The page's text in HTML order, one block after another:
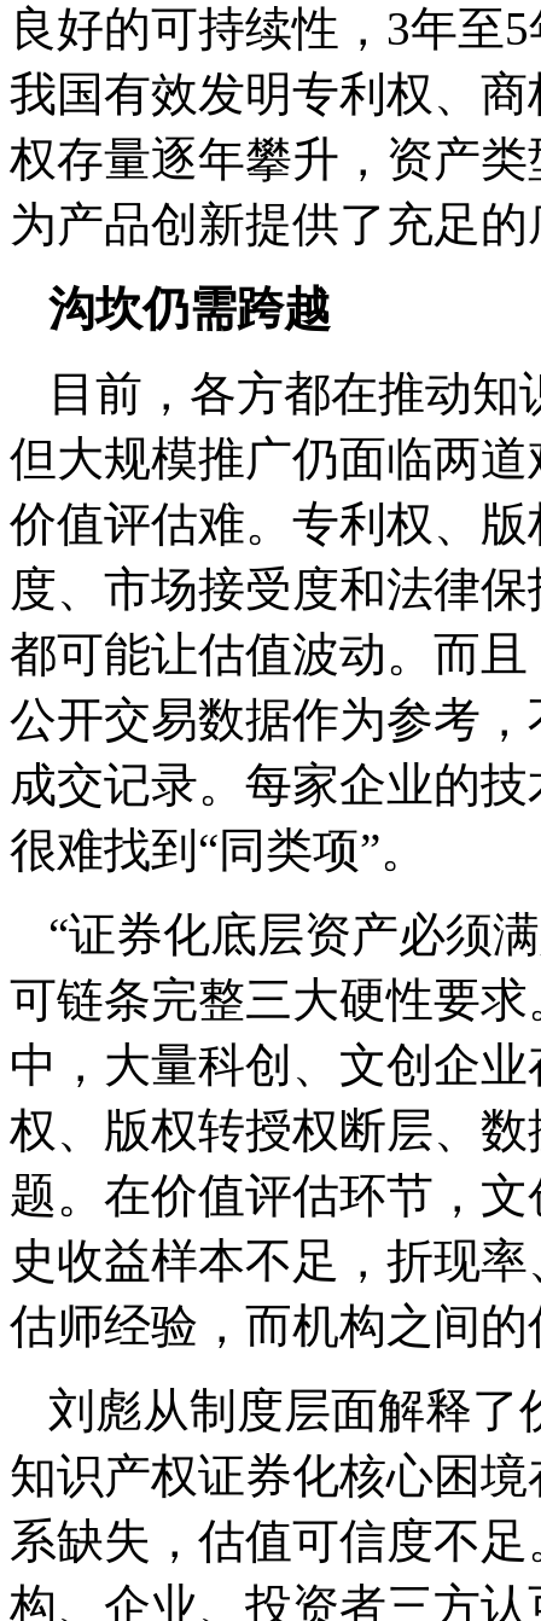
良好的可持续性，3年至
我国有效发明专利权、
权存量逐年攀升，资产
为产品创新提供了充足
沟坎仍需跨越
目前，各方都在推动
但大规模推广仍面临两
价值评估难。专利权、
度、市场接受度和法律
都可能让估值波动。而
公开交易数据作为参考
成交记录。每家企业的
很难找到“同类项”。
“证券化底层资产必须
可链条完整三大硬性要
中，大量科创、文创企
权、版权转授权断层、
题。在价值评估环节，
史收益样本不足，折现
估师经验，而机构之间
刘彪从制度层面解释了
知识产权证券化核心困
系缺失，估值可信度不
构、企业、投资者三方